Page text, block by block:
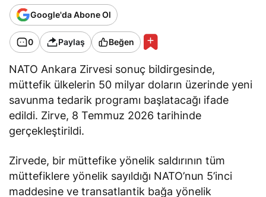
Google'da Abone Ol
0 Paylaş Beğen
NATO Ankara Zirvesi sonuç bildirgesinde,
müttefik ülkelerin 50 milyar doların üzerinde yeni
savunma tedarik programı başlatacağı ifade
edildi. Zirve, 8 Temmuz 2026 tarihinde
gerçekleştirildi.
Zirvede, bir müttefike yönelik saldırının tüm
müttefiklere yönelik sayıldığı NATO’nun 5’inci
maddesine ve transatlantik bağa yönelik